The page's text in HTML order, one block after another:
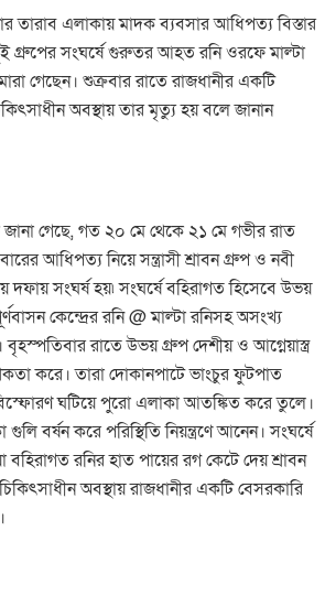
তারাব এলাকায় মাদক ব্যবসার আধিপত্য বিস্তার
গ্রুপের সংঘর্ষে গুরুতর আহত রনি ওরফে মাল্টা
গেছেন। শুক্রবার রাতে রাজধানীর একটি
অবস্থায় তার মৃত্যু হয় বলে জানান
জানা গেছে, গত ২০ মে থেকে ২১ মে গভীর রাত
আধিপত্য নিয়ে সন্ত্রাসী শ্রাবন গ্রুপ ও নবী
দফায় সংঘর্ষ হয়৷ সংঘর্ষে বহিরাগত হিসেবে উভয়
কেন্দ্রের রনি @ মাল্টা রনিসহ অসংখ্য
বৃহস্পতিবার রাতে উভয় গ্রুপ দেশীয় ও আগ্নেয়াস্ত্র
করে। তারা দোকানপাটে ভাংচুর ফুটপাত
ঘটিয়ে পুরো এলাকা আতঙ্কিত করে তুলে।
বর্ষন করে পরিস্থিতি নিয়ন্ত্রণে আনেন। সংঘর্ষে
রনির হাত পায়ের রগ কেটে দেয় শ্রাবন
অবস্থায় রাজধানীর একটি বেসরকারি